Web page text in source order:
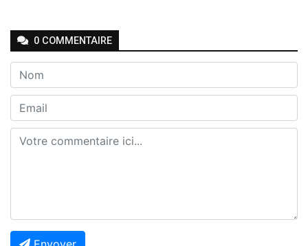
0 COMMENTAIRE